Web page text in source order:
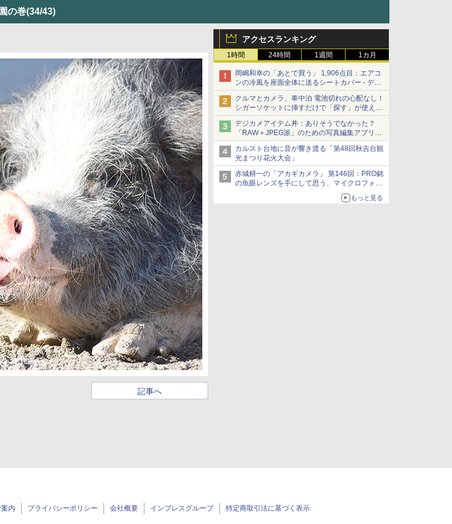
の巻(34/43)
アクセスランキング
1時間 24時間 1週間 1カ月
岡嶋和幸の「あとで買う」 1,906点目：エアコ
ンの冷風を座面全体に送るシートカバー - デジ
カメ Watch
クルマとカメラ、車中泊 電池切れの心配なし！
シガーソケットに挿すだけで「探す」が使える
スマートタグ - デジカメ Watch
デジカメアイテム丼：ありそうでなかった？
「RAW＋JPEG派」のための写真編集アプリ
カメラデフォルトのJPEGを大切にする
「Filmator」
カルスト台地に音が響き渡る「第48回秋吉台観
光まつり花火大会」
赤城耕一の「アカギカメラ」 第146回：PRO銘
の魚眼レンズを手にして思う、マイクロフォー
もっと見る
記事へ
内 プライバシーポリシー 会社概要 インプレスグループ 特定商取引法に基づく表示